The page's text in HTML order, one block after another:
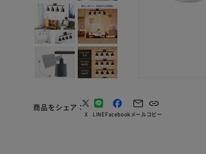
商品をシェア
X LINEFacebook メールコピー